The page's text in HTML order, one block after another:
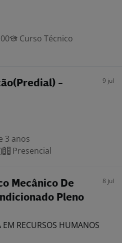
Curso Técnico
-
9 jul
3 anos
Presencial
Mecânico De
Pleno
8 jul
RECURSOS HUMANOS